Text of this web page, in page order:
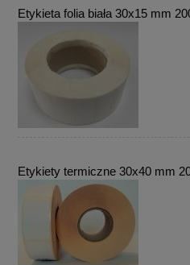
Etykieta folia biała 30x15 mm
Etykiety termiczne 30x40 mm